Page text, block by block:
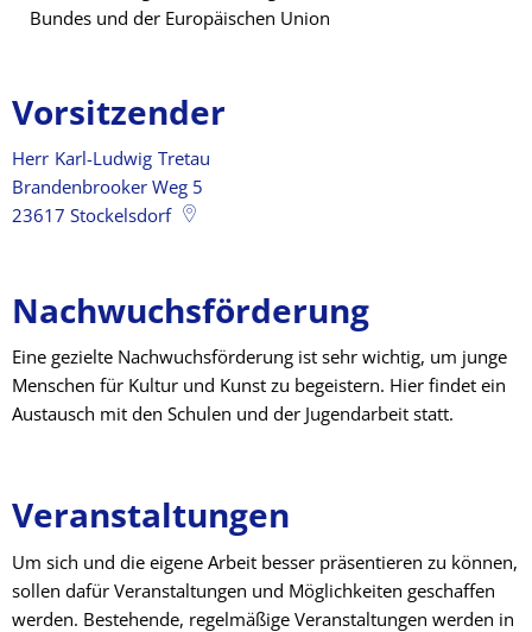
Bundes und der Europäischen Union
Vorsitzender
Herr Karl-Ludwig Tretau
Brandenbrooker Weg 5
23617 Stockelsdorf
Nachwuchsförderung
Eine gezielte Nachwuchsförderung ist sehr wichtig, um junge
Menschen für Kultur und Kunst zu begeistern. Hier findet ein
Austausch mit den Schulen und der Jugendarbeit statt.
Veranstaltungen
Um sich und die eigene Arbeit besser präsentieren zu können,
sollen dafür Veranstaltungen und Möglichkeiten geschaffen
werden. Bestehende, regelmäßige Veranstaltungen werden in